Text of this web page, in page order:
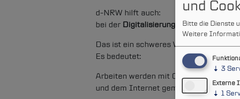
d-NRW hilft auch:
bei der Digitalisierung
Das ist ein schweres Wort.
Es bedeutet:
Arbeiten werden mit Computern
und dem Internet gemacht.
und
Bitte die Dienste
Weitere
↓ 3
Externe
↓ 1